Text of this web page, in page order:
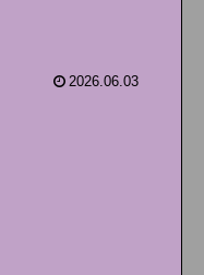
2026.06.03